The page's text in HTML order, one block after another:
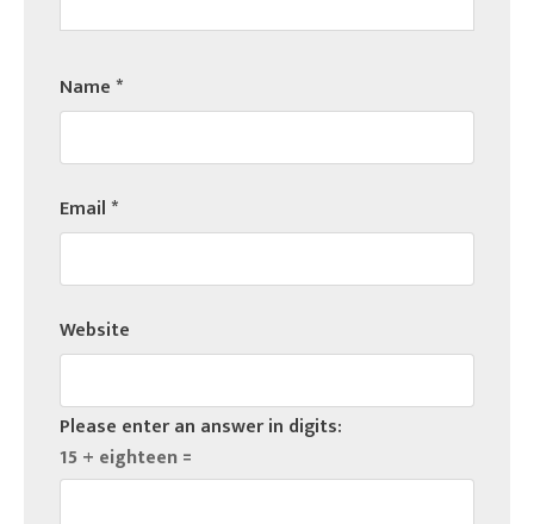
Name*
Email*
Website
Please enter an answer in digits:
15 + eighteen =